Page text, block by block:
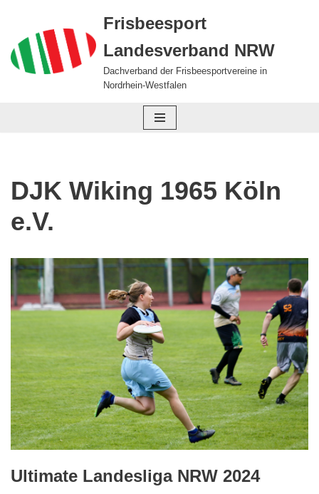
Zum
Inhalt
springen
Frisbeesport
Landesverband NRW
Dachverband der Frisbeesportvereine in
Nordrhein-Westfalen
DJK Wiking 1965 Köln
e.V.
Ultimate Landesliga NRW 2024